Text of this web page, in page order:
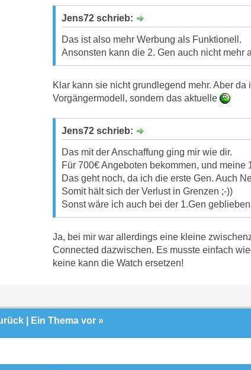
Jens72 schrieb:
Das ist also mehr Werbung als Funktionell.
Ansonsten kann die 2. Gen auch nicht mehr
Klar kann sie nicht grundlegend mehr. Aber
Vorgängermodell, sondern das aktuelle
Jens72 schrieb:
Das mit der Anschaffung ging mir wie dir.
Für 700€ Angeboten bekommen, und
Das geht noch, da ich die erste Gen. Auch
Somit hält sich der Verlust in Grenzen ;-))
Sonst wäre ich auch bei der 1.Gen
Ja, bei mir war allerdings eine kleine
Connected dazwischen. Es musste einfach
keine kann die Watch ersetzen!
Ein Thema vor »